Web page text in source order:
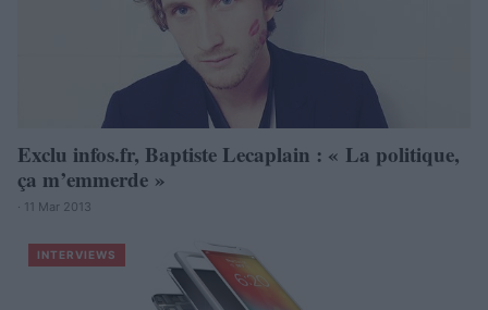
Exclu infos.fr, Baptiste Lecaplain : « La politique,
ça m’emmerde »
· 11 Mar 2013
INTERVIEWS